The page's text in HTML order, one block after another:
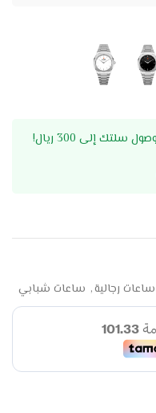
التوصيل مجاني عند وصول سلتك إلى 300 ريال!
ساعات رجالية, ساعات شبابي